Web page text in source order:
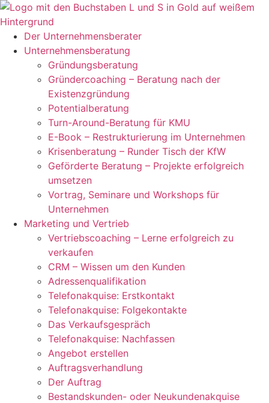
Zum
Inhalt
springenDer Unternehmensberater
Unternehmensberatung
Gründungsberatung
Gründercoaching – Beratung nach der
Existenzgründung
Potentialberatung
Turn-Around-Beratung für KMU
E-Book – Restrukturierung im Unternehmen
Krisenberatung – Runder Tisch der KfW
Geförderte Beratung – Projekte erfolgreich
umsetzen
Vortrag, Seminare und Workshops für
Unternehmen
Marketing und Vertrieb
Vertriebscoaching – Lerne erfolgreich zu
verkaufen
CRM – Wissen um den Kunden
Adressenqualifikation
Telefonakquise: Erstkontakt
Telefonakquise: Folgekontakte
Das Verkaufsgespräch
Telefonakquise: Nachfassen
Angebot erstellen
Auftragsverhandlung
Der Auftrag
Bestandskunden- oder Neukundenakquise